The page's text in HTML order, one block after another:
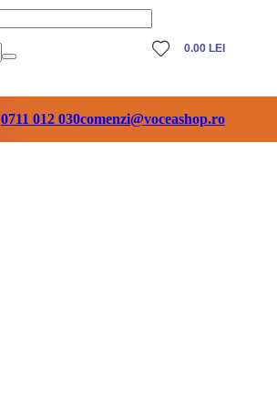
0.00 LEI
0711 012 030comenzi@voceashop.ro